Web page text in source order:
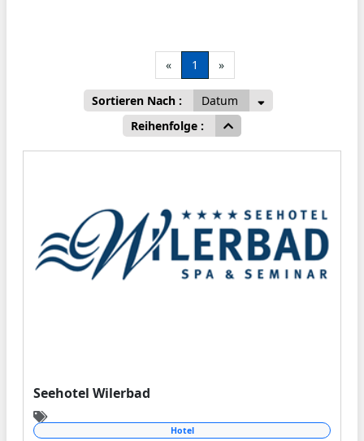
« 1 »
Sortieren Nach :
Datum
Reihenfolge :
Seehotel Wilerbad
Hotel